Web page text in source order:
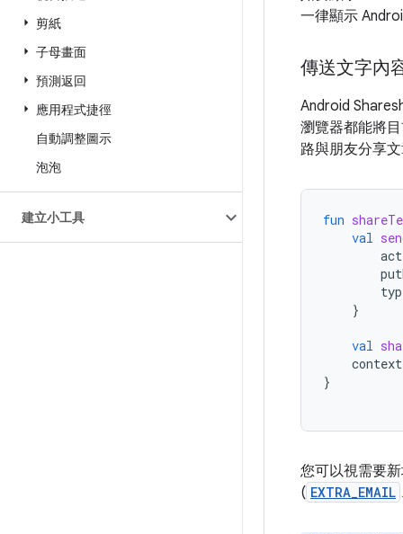
剪紙
子母畫面
預測返回
應用程式捷徑
自動調整圖示
泡泡
建立小工具
一律顯示
傳送文字內
Android
瀏覽器都能將
路與朋友分享
fun
val
}
val
context
}
您可以視需要
( EXTRA_EMAIL